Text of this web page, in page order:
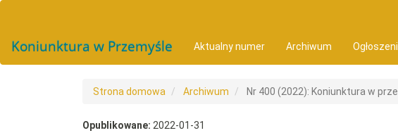
Koniunktura w Przemyśle Aktualny numer Archiwum
Strona domowa Archiwum Nr 400 (2022): Koniunktura w
Opublikowane: 2022-01-31